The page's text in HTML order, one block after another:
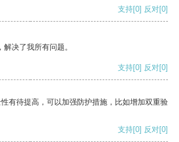
支持[0] 反对[0]
决了我所有问题。
支持[0] 反对[0]
有待提高，可以加强防护措施，比如增加双重验
支持[0] 反对[0]